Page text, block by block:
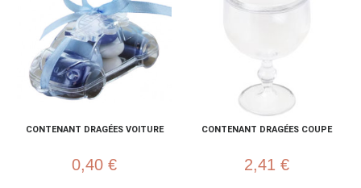
CONTENANT DRAGÉES VOITURE
0,40 €
CONTENANT DRAGÉES COUPE
2,41 €